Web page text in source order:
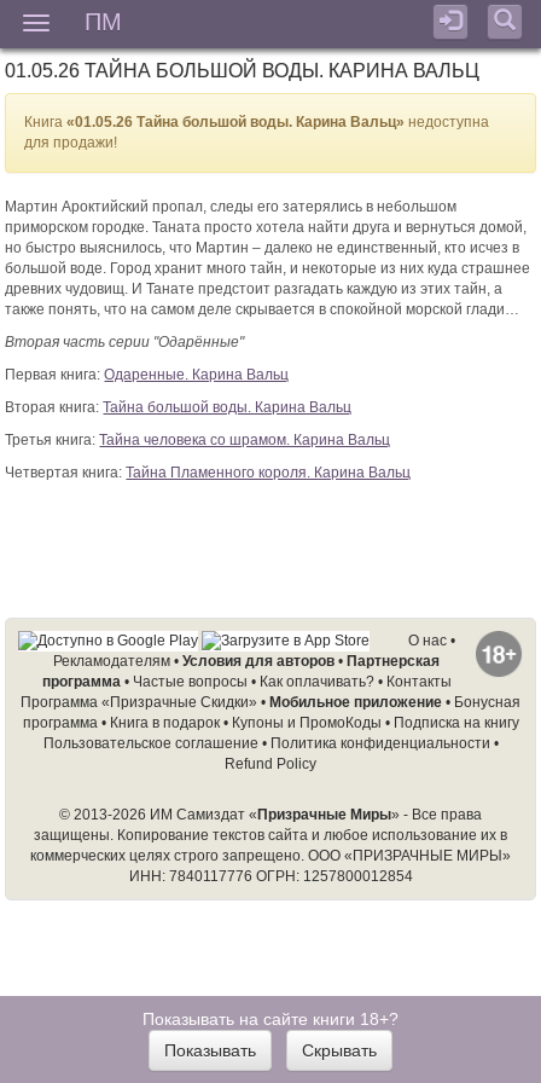
ПМ
01.05.26 ТАЙНА БОЛЬШОЙ ВОДЫ. КАРИНА ВАЛЬЦ
Книга«01.05.26 Тайна большой воды. Карина Вальц» недоступна
для продажи!
Мартин Ароктийский пропал, следы его затерялись в небольшом
приморском городке. Таната просто хотела найти друга и вернуться домой,
но быстро выяснилось, что Мартин – далеко не единственный, кто исчез в
большой воде. Город хранит много тайн, и некоторые из них куда страшнее
древних чудовищ. И Танате предстоит разгадать каждую из этих тайн, а
также понять, что на самом деле скрывается в спокойной морской глади…
Вторая часть серии "Одарённые"
Первая книга:Одаренные. Карина Вальц
Вторая книга:Тайна большой воды. Карина Вальц
Третья книга:Тайна человека со шрамом. Карина Вальц
Четвертая книга:Тайна Пламенного короля. Карина Вальц
О нас•
Рекламодателям • Условия для авторов • Партнерская
программа• Частые вопросы • Как оплачивать?• Контакты
Программа «Призрачные Скидки» • Мобильное приложение • Бонусная
программа• Книга в подарок• Купоны и ПромоКоды • Подписка на книгу
Пользовательское соглашение • Политика конфиденциальности •
Refund Policy
© 2013-2026 ИМ Самиздат « Призрачные Миры» - Все права
защищены. Копирование текстов сайта и любое использование их в
коммерческих целях строго запрещено. ООО «ПРИЗРАЧНЫЕ МИРЫ»
ИНН: 7840117776 ОГРН: 1257800012854
Показывать на сайте книги 18+?
Показывать
Скрывать